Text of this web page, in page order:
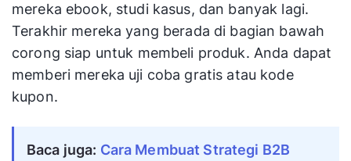
mereka ebook, studi kasus, dan banyak lagi.
Terakhir mereka yang berada di bagian bawah
corong siap untuk membeli produk. Anda dapat
memberi mereka uji coba gratis atau kode
kupon.
Baca juga: Cara Membuat Strategi B2B